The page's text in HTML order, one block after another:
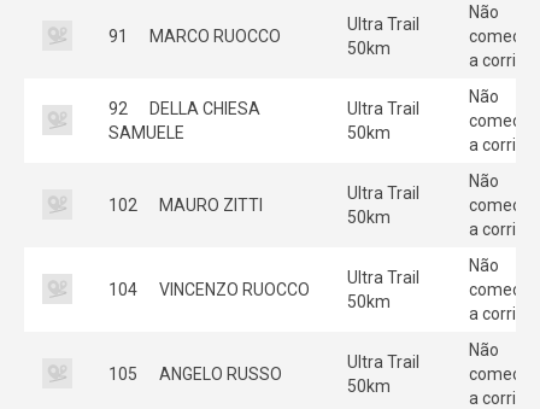
91 MARCO RUOCCO
Ultra Trail
50km
Não
começou
a corrida
92
DELLA CHIESA
SAMUELE
Ultra Trail
50km
Não
começou
a corrida
102 MAURO ZITTI
Ultra Trail
50km
Não
começou
a corrida
104 VINCENZO RUOCCO
Ultra Trail
50km
Não
começou
a corrida
105 ANGELO RUSSO
Ultra Trail
50km
Não
começou
a corrida